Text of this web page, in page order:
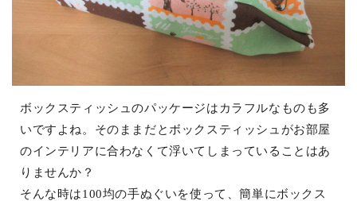
ボックスティッシュのパッケージはカラフルなものも多
いですよね。そのままだとボックスティッシュがお部屋
のインテリアに合わなくて浮いてしまっていることはあ
りませんか？
そんな時は100均の手ぬぐいを使って、簡単にボックス